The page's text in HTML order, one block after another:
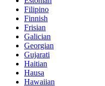
Filipino
Finnish
Frisian
Galician
Georgian
Gujarati
Haitian
Hausa
Hawaiian